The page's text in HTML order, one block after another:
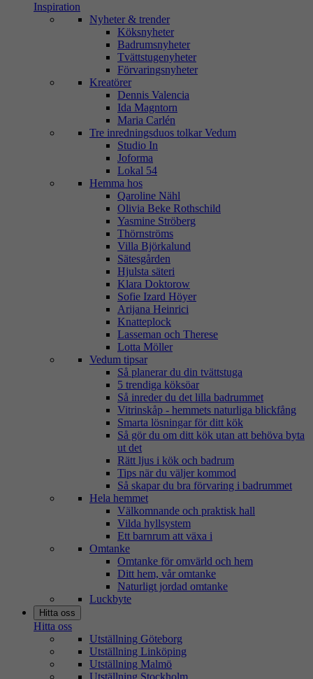
Inspiration
Nyheter & trender
Köksnyheter
Badrumsnyheter
Tvättstugenyheter
Förvaringsnyheter
Kreatörer
Dennis Valencia
Ida Magntorn
Maria Carlén
Tre inredningsduos tolkar Vedum
Studio In
Joforma
Lokal 54
Hemma hos
Qaroline Nähl
Olivia Beke Rothschild
Yasmine Ströberg
Thörnströms
Villa Björkalund
Sätesgården
Hjulsta säteri
Klara Doktorow
Sofie Izard Höyer
Arijana Heinrici
Knatteplock
Lasseman och Therese
Lotta Möller
Vedum tipsar
Så planerar du din tvättstuga
5 trendiga köksöar
Så inreder du det lilla badrummet
Vitrinskåp - hemmets naturliga blickfång
Smarta lösningar för ditt kök
Så gör du om ditt kök utan att behöva byta
ut det
Rätt ljus i kök och badrum
Tips när du väljer kommod
Så skapar du bra förvaring i badrummet
Hela hemmet
Välkomnande och praktisk hall
Vilda hyllsystem
Ett barnrum att växa i
Omtanke
Omtanke för omvärld och hem
Ditt hem, vår omtanke
Naturligt jordad omtanke
Luckbyte
Hitta oss
Hitta oss
Utställning Göteborg
Utställning Linköping
Utställning Malmö
Utställning Stockholm